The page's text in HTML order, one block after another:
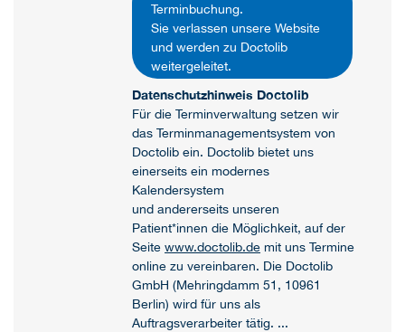
Terminbuchung.
Sie verlassen unsere Website
und werden zu Doctolib
weitergeleitet.
Datenschutzhinweis Doctolib
Für die Terminverwaltung setzen wir
das Terminmanagementsystem von
Doctolib ein. Doctolib bietet uns
einerseits ein modernes
Kalendersystem
und andererseits unseren
Patient*innen die Möglichkeit, auf der
Seitewww.doctolib.de mit uns Termine
online zu vereinbaren. Die Doctolib
GmbH (Mehringdamm 51, 10961
Berlin) wird für uns als
Auftragsverarbeiter tätig. ...